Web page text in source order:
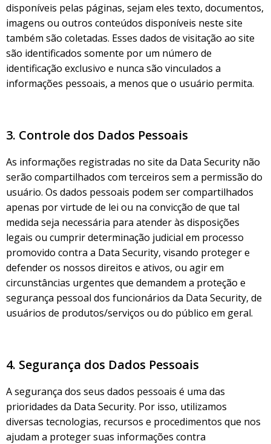
disponíveis pelas páginas, sejam eles texto, documentos,
imagens ou outros conteúdos disponíveis neste site
também são coletadas. Esses dados de visitação ao site
são identificados somente por um número de
identificação exclusivo e nunca são vinculados a
informações pessoais, a menos que o usuário permita.
3. Controle dos Dados Pessoais
As informações registradas no site da Data Security não
serão compartilhados com terceiros sem a permissão do
usuário. Os dados pessoais podem ser compartilhados
apenas por virtude de lei ou na convicção de que tal
medida seja necessária para atender às disposições
legais ou cumprir determinação judicial em processo
promovido contra a Data Security, visando proteger e
defender os nossos direitos e ativos, ou agir em
circunstâncias urgentes que demandem a proteção e
segurança pessoal dos funcionários da Data Security, de
usuários de produtos/serviços ou do público em geral.
4. Segurança dos Dados Pessoais
A segurança dos seus dados pessoais é uma das
prioridades da Data Security. Por isso, utilizamos
diversas tecnologias, recursos e procedimentos que nos
ajudam a proteger suas informações contra